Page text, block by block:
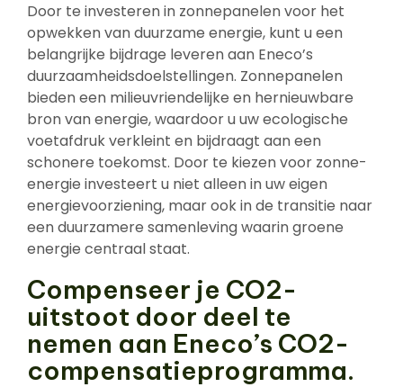
Door te investeren in zonnepanelen voor het
opwekken van duurzame energie, kunt u een
belangrijke bijdrage leveren aan Eneco’s
duurzaamheidsdoelstellingen. Zonnepanelen
bieden een milieuvriendelijke en hernieuwbare
bron van energie, waardoor u uw ecologische
voetafdruk verkleint en bijdraagt aan een
schonere toekomst. Door te kiezen voor zonne-
energie investeert u niet alleen in uw eigen
energievoorziening, maar ook in de transitie naar
een duurzamere samenleving waarin groene
energie centraal staat.
Compenseer je CO2-
uitstoot door deel te
nemen aan Eneco’s CO2-
compensatieprogramma.